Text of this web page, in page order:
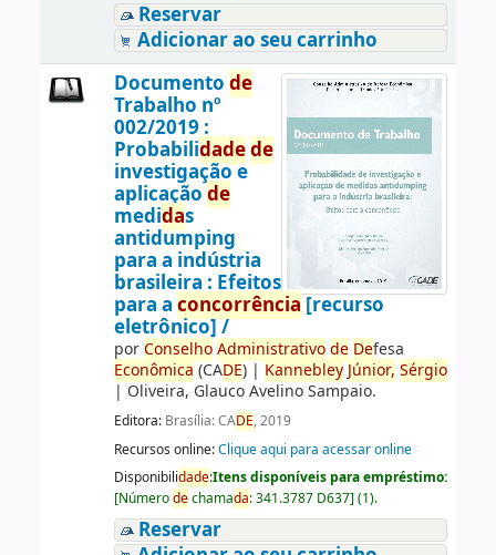
Reservar
Adicionar ao seu carrinho
Documento de
Trabalho nº
002/2019 :
Probabilidadede
investigação e
aplicação de
medidas
antidumping
para a indústria
brasileira : Efeitos
para a concorrência [recurso
eletrônico] /
porConselho Administrativo de Defesa
Econômica (CADE)| Kannebley Júnior, Sérgio
| Oliveira, Glauco Avelino Sampaio.
Editora: Brasília: CADE, 2019
Recursos online:Clique aqui para acessar online
Disponibilidade:Itens disponíveis para empréstimo:
[Númerodechamada:341.3787 D637] (1).
Reservar